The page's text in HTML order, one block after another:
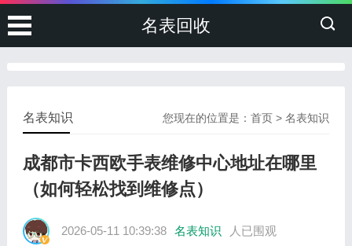
名表回收
您现在的位置是：首页 >名表知识
名表知识
成都市卡西欧手表维修中心地址在哪里
（如何轻松找到维修点）
2026-05-11 10:39:38 名表知识 人已围观